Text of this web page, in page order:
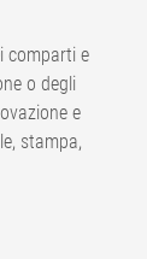
comparti e
o degli
e
stampa,